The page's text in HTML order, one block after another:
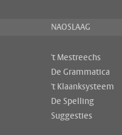
NAOSLAAG
't Mestreechs
De Grammatica
't Klaanksysteem
De Spelling
Suggesties